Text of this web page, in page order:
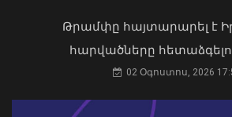
Թուրքիայում երկրաշարժ է տեղի
09 Օգոստոս, 2026 21:08
Թրամփը հայտարարել է
հարվածները
02 Օգոստոս, 2026